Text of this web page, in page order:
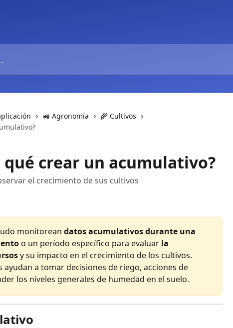
🚜 Agronomía
🌾 Cultivos
qué crear un acumulativo?
el crecimiento de sus cultivos
monitorean datos acumulativos durante una
o un período específico para evaluar la
y su impacto en el crecimiento de los cultivos.
ayudan a tomar decisiones de riego, acciones de
los niveles generales de humedad en el suelo.